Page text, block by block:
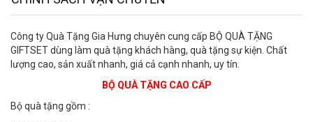
Công ty Quà Tặng Gia Hưng chuyên cung cấp BỘ QUÀ TẶNG
GIFTSET dùng làm quà tặng khách hàng, quà tặng sự kiện. Chất
lượng cao, sản xuất nhanh, giá cả cạnh nhanh, uy tín.
BỘ QUÀ TẶNG CAO CẤP
Bộ quà tặng gồm :